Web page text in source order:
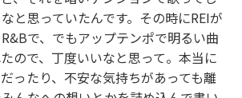
と思っていたんです。その時にREIが
で、でもアップテンポで明るい曲
ので、丁度いいなと思って。本当に
ったり、不安な気持ちがあっても離